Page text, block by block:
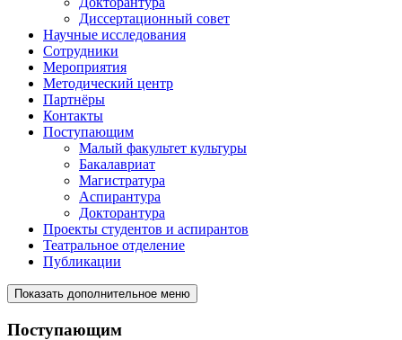
Диссертационный совет
Научные исследования
Сотрудники
Мероприятия
Методический центр
Партнёры
Контакты
Поступающим
Малый факультет культуры
Бакалавриат
Магистратура
Аспирантура
Докторантура
Проекты студентов и аспирантов
Театральное отделение
Публикации
Показать дополнительное меню
Поступающим